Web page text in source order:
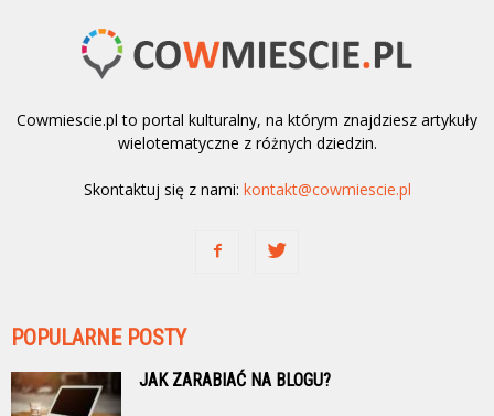
Cowmiescie.pl to portal kulturalny, na którym znajdziesz artykuły
wielotematyczne z różnych dziedzin.
Skontaktuj się z nami: kontakt@cowmiescie.pl
POPULARNE POSTY
JAK ZARABIAĆ NA BLOGU?